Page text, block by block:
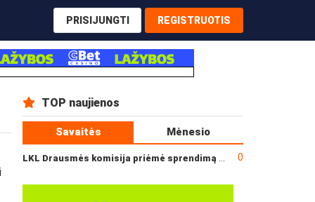
PRISIJUNGTI REGISTRUOTIS
TOP naujienos
Savaitės Mėnesio
0